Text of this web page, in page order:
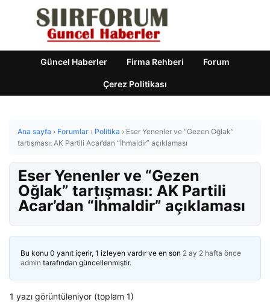
Güncel Haberler Firma Rehberi Forum
Çerez Politikası
Ana sayfa › Forumlar › Politika › Eser Yenenler ve “Gezen Oğlak”
tartışması: AK Partili Acar’dan “İhmaldir” açıklaması
Eser Yenenler ve “Gezen
Oğlak” tartışması: AK Partili
Acar’dan “İhmaldir” açıklaması
Bu konu 0 yanıt içerir, 1 izleyen vardır ve en son 2 ay 2 hafta önce
admin tarafından güncellenmiştir.
1 yazı görüntüleniyor (toplam 1)